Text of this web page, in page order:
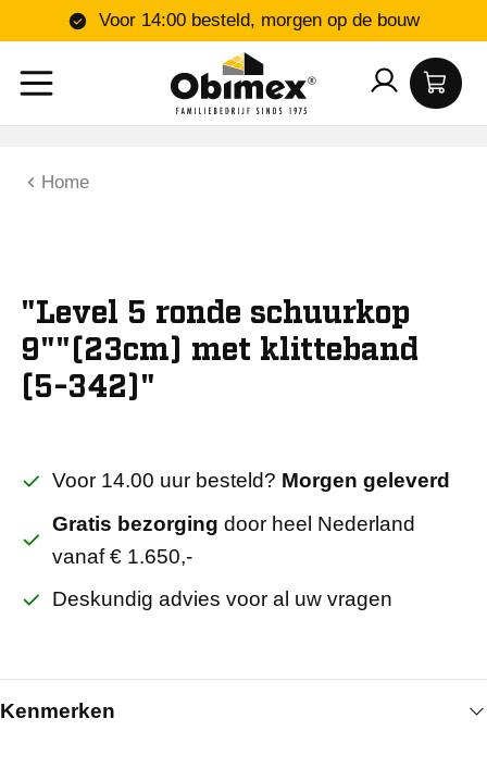
Voor 14:00 besteld, morgen op de bouw
Home
"Level 5 ronde schuurkop
9""(23cm) met klitteband
(5-342)"
Voor 14.00 uur besteld? Morgen geleverd
Gratis bezorging door heel Nederland
vanaf € 1.650,-
Deskundig advies voor al uw vragen
Kenmerken